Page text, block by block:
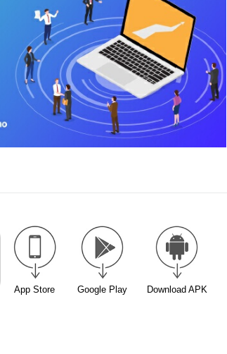
App Store Google Play Download APK